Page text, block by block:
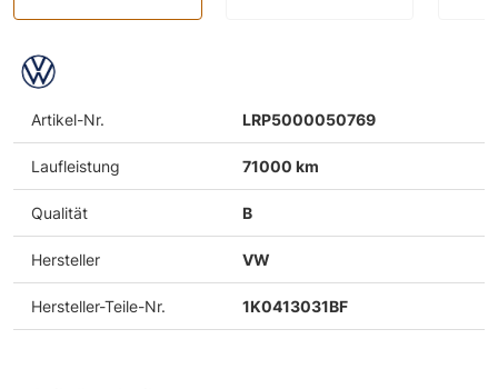
Artikel-Nr. LRP5000050769
Laufleistung 71000 km
Qualität B
Hersteller VW
Hersteller-Teile-Nr. 1K0413031BF